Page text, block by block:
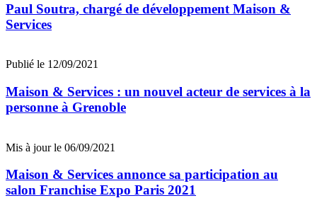
Paul Soutra, chargé de développement Maison &
Services
Publié le 12/09/2021
Maison & Services : un nouvel acteur de services à la
personne à Grenoble
Mis à jour le 06/09/2021
Maison & Services annonce sa participation au
salon Franchise Expo Paris 2021